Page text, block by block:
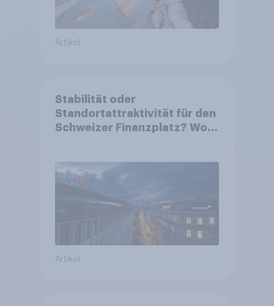
Artikel
Stabilität oder
Standortattraktivität für den
Schweizer Finanzplatz? Wo
von Grossbanken steht
Artikel